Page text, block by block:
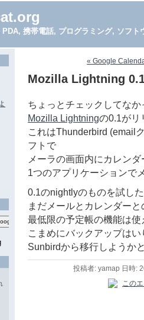
携帯電話, プログラミング, ソフト
« Google
Mozilla Lightning
ちょっとチェックしてな
Mozilla Lightningの0.1がリ
これはThunderbird (email
フトで
メーラの画面内にカレン
1つのアプリケーションで
0.1のnightlyのものを試し
まだメールとカレンダー
最低限の予定帳の機能は使
こまめにバックアップは
Sunbirdから移行しようか
投稿者: yamap 日時: